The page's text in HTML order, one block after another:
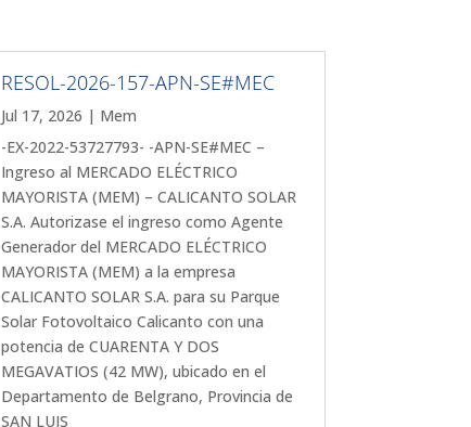
RESOL-2026-157-APN-SE#MEC
Jul 17, 2026 | Mem
-EX-2022-53727793- -APN-SE#MEC –
Ingreso al MERCADO ELÉCTRICO
MAYORISTA (MEM) – CALICANTO SOLAR
S.A. Autorizase el ingreso como Agente
Generador del MERCADO ELÉCTRICO
MAYORISTA (MEM) a la empresa
CALICANTO SOLAR S.A. para su Parque
Solar Fotovoltaico Calicanto con una
potencia de CUARENTA Y DOS
MEGAVATIOS (42 MW), ubicado en el
Departamento de Belgrano, Provincia de
SAN LUIS